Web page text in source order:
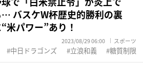
バスケW杯歴史的勝利の裏
米パワー”あり！
2023/08/29 06:00 スポーツ
中日ドラゴンズ 立浪和義 糖質制限